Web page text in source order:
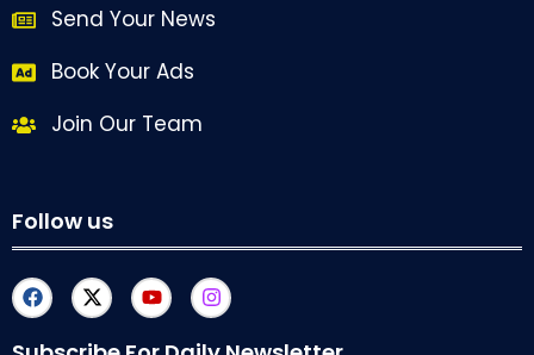
Send Your News
Book Your Ads
Join Our Team
Follow us